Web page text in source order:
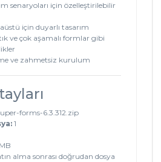
senaryoları için özelleştirilebilir
için duyarlı tasarım
ve çok aşamalı formlar gibi
ve zahmetsiz kurulum
forms-6.3.312.zip
1
alma sonrası doğrudan dosya